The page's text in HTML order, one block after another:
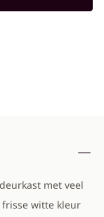
met veel
witte kleur